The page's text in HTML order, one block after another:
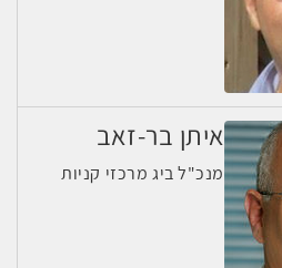
איתן בר-זאב
מנכ"ל ביג מרכזי קניות